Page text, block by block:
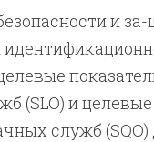
и
(SLO) и
служб (SQO)